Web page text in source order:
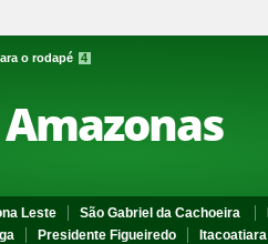
o rodapé 4
Leste São Gabriel da Cachoeira
Presidente Figueiredo Itacoatiara